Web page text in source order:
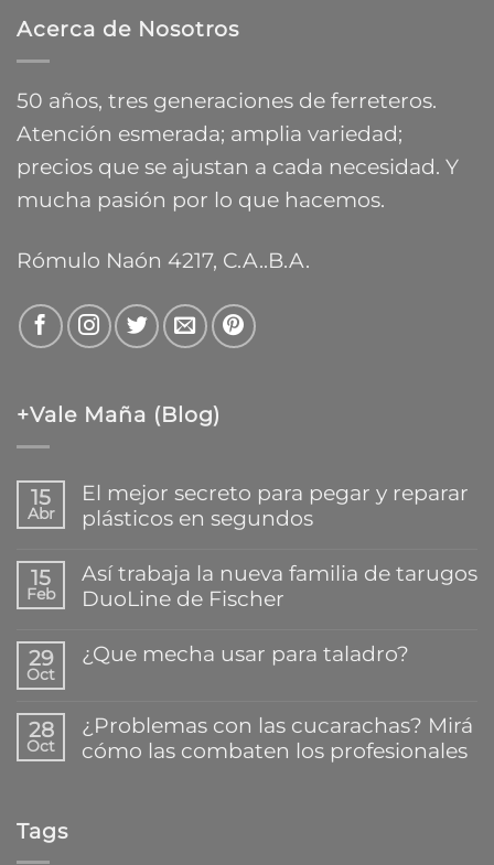
$26.083,54
Acerca de Nosotros
50 años, tres generaciones de ferreteros.
Atención esmerada; amplia variedad;
precios que se ajustan a cada necesidad. Y
mucha pasión por lo que hacemos.
Rómulo Naón 4217, C.A..B.A.
+Vale Maña (Blog)
15
Abr
El mejor secreto para pegar y reparar
plásticos en segundos
hay
comentarios
en
secreto
para
reparar
plásticos
en
15
Feb
Así trabaja la nueva familia de tarugos
DuoLine de Fischer
hay
comentarios
trabaja
la
nueva
29
Oct
¿Que mecha usar para taladro?
comentarios
en
¿Que
28
Oct
¿Problemas con las cucarachas? Mirá
cómo las combaten los profesionales
Tags